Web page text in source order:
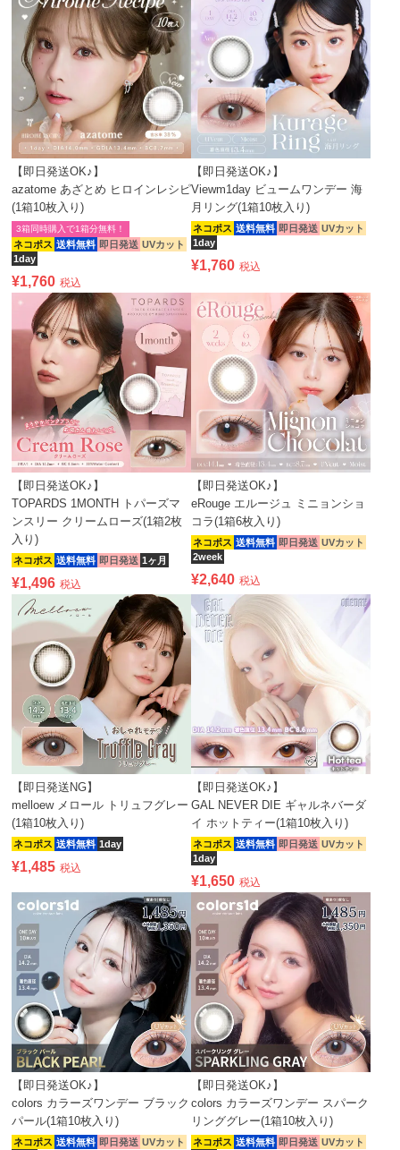
【即日発送OK♪】
azatome あざとめ ヒロインレシピ
(1箱10枚入り)
ネコポス 送料無料 即日発送 UVカット
1day
3箱同時購入で1箱分無料！
¥1,760 税込
【即日発送OK♪】
Viewm1day ビュームワンデー 海
月リング(1箱10枚入り)
ネコポス 送料無料 即日発送 UVカット
1day
¥1,760 税込
【即日発送OK♪】
TOPARDS 1MONTH トパーズマ
ンスリー クリームローズ(1箱2枚
入り)
ネコポス 送料無料 即日発送 1ヶ月
¥1,496 税込
【即日発送OK♪】
eRouge エルージュ ミニョンショ
コラ(1箱6枚入り)
ネコポス 送料無料 即日発送 UVカット
2week
¥2,640 税込
【即日発送NG】
melloew メロール トリュフグレー
(1箱10枚入り)
ネコポス 送料無料 1day
¥1,485 税込
【即日発送OK♪】
GAL NEVER DIE ギャルネバーダ
イ ホットティー(1箱10枚入り)
ネコポス 送料無料 即日発送 UVカット
1day
¥1,650 税込
【即日発送OK♪】
colors カラーズワンデー ブラック
パール(1箱10枚入り)
ネコポス 送料無料 即日発送 UVカット
【即日発送OK♪】
colors カラーズワンデー スパーク
リンググレー(1箱10枚入り)
ネコポス 送料無料 即日発送 UVカット